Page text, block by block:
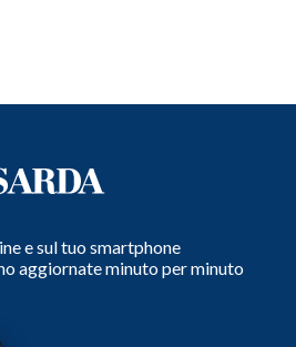
e sul tuo smartphone
aggiornate minuto per minuto